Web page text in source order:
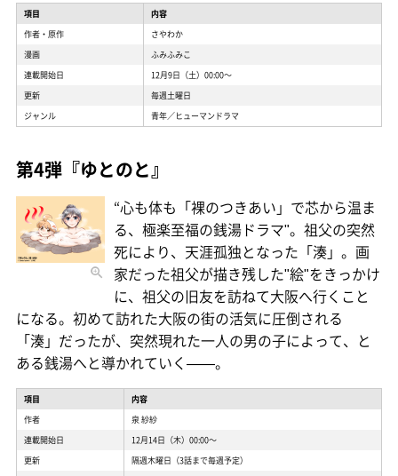
項目
内容
作者・原作
さやわか
漫画
ふみふみこ
連載開始日
12月9日（土）00:00〜
更新
毎週土曜日
ジャンル
青年／ヒューマンドラマ
第4弾『ゆとのと』
“心も体も「裸のつきあい」で芯から温ま
る、極楽至福の銭湯ドラマ"。祖父の突然
死により、天涯孤独となった「湊」。画
家だった祖父が描き残した"絵"をきっかけ
に、祖父の旧友を訪ねて大阪へ行くこと
になる。初めて訪れた大阪の街の活気に圧倒される
「湊」だったが、突然現れた一人の男の子によって、と
ある銭湯へと導かれていく——。
項目
内容
作者
泉 紗紗
連載開始日
12月14日（木）00:00〜
更新
隔週木曜日（3話まで毎週予定）